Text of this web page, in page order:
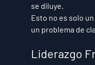
se diluye.
Esto no es solo
un problema de
Liderazgo